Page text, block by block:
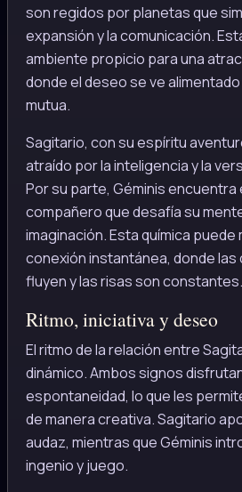
son regidos por planetas que
expansión y la comunicación.
ambiente propicio para una
donde el deseo se ve
mutua.
Sagitario, con su espíritu
atraído por la inteligencia y la
Por su parte, Géminis encuentra
compañero que desafía su
imaginación. Esta química
conexión instantánea, donde
fluyen y las risas son constantes.
Ritmo, iniciativa y deseo
El ritmo de la relación entre
dinámico. Ambos signos
espontaneidad, lo que les
de manera creativa. Sagitario
audaz, mientras que Géminis
ingenio y juego.